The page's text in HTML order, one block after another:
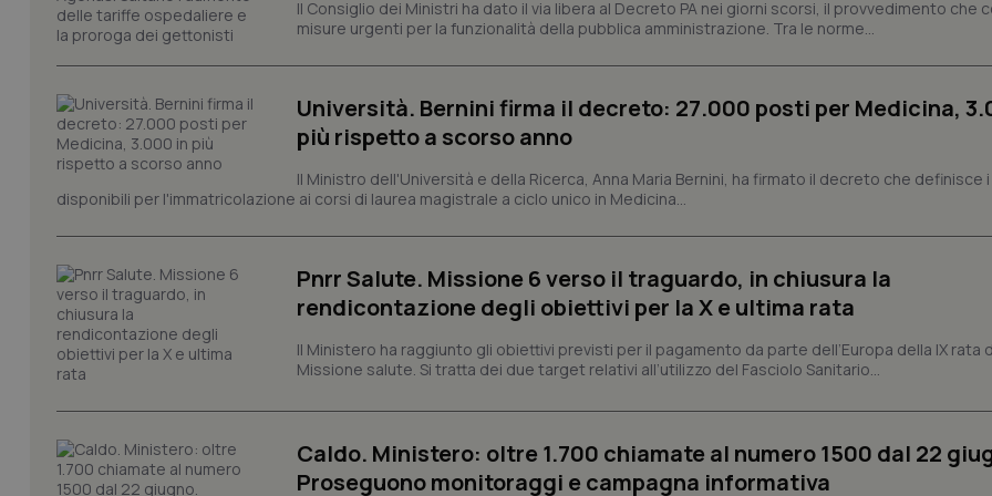
Il Consiglio dei Ministri ha dato il via libera al Decreto PA nei giorni scorsi, il provvedimento che
misure urgenti per la funzionalità della pubblica amministrazione. Tra le norme...
Università. Bernini firma il decreto: 27.000 posti per Medicina,
più rispetto a scorso anno
Il Ministro dell'Università e della Ricerca, Anna Maria Bernini, ha firmato il decreto che definisce
disponibili per l'immatricolazione ai corsi di laurea magistrale a ciclo unico in Medicina...
Pnrr Salute. Missione 6 verso il traguardo, in chiusura la
rendicontazione degli obiettivi per la X e ultima rata
Il Ministero ha raggiunto gli obiettivi previsti per il pagamento da parte dell’Europa della IX rata
Missione salute. Si tratta dei due target relativi all’utilizzo del Fasciolo Sanitario...
Caldo. Ministero: oltre 1.700 chiamate al numero 1500 dal 22
Proseguono monitoraggi e campagna informativa
I cookie necessari contribuiscono a rendere fruibile il sito web abilitandone funzionalità di base quali la
e l'accesso alle aree protette del sito. Il sito web non è in grado di funzionare correttamente senza questi
Nome
Fornitore/Dominio Scadenza
Descrizione
VISITOR_PRIVACY_METADATA
YouTube
.youtube.com
5 mesi 4
settimane
Questo cookie viene utilizzato
scelte di consenso e privacy
preferenze siano onorate nelle
CookieScriptConsent
CookieScript
sui cookie dei visitatori. È
correttamente.
tracking-sites-ironfish-
tracking-enable
www.quotidianosanita.it
4
settimane
Questo cookie è impostato
abilitare il sistema di tracking
tracking-sites-ironfish-
session-id
www.quotidianosanita.it
4
settimane
Questo cookie è impostato
assegnare un identificatore
.quotidianosanita.it
Universal Analytics, che è un
significativo del servizio di
utilizzato da Google. Questo
per distinguere utenti unici